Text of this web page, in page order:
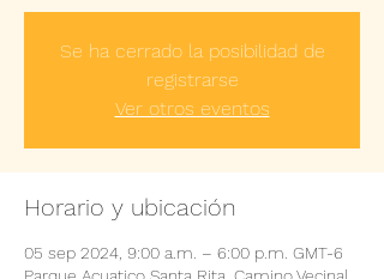
Se ha cerrado la posibilidad de
registrarse
Ver otros eventos
Horario y ubicación
05 sep 2024, 9:00 a.m. – 6:00 p.m. GMT-6